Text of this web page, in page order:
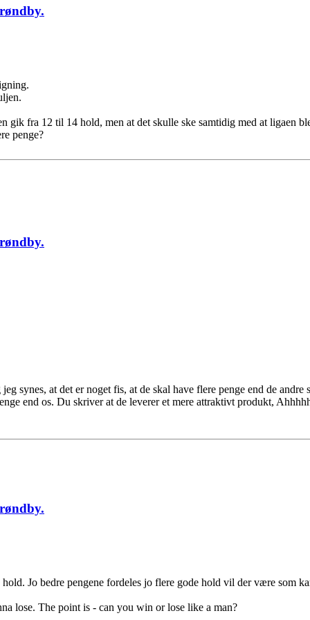
gik fra 12 til 14 hold, men at det skulle ske samtidig med at ligaen
penge?
synes, at det er noget fis, at de skal have flere penge end de
end os. Du skriver at de leverer et mere attraktivt produkt,
Jo bedre pengene fordeles jo flere gode hold vil der være som
lose. The point is - can you win or lose like a man?